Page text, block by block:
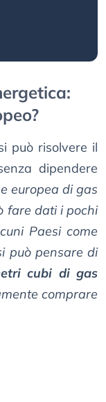
può risolvere il
dipendere
europea di gas
fare dati i pochi
Paesi come
può pensare di
cubi di gas
comprare